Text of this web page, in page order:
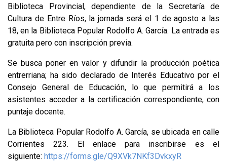
Biblioteca Provincial, dependiente de la Secretaría de
Cultura de Entre Ríos, la jornada será el 1 de agosto a las
18, en la Biblioteca Popular Rodolfo A. García. La entrada es
gratuita pero con inscripción previa.
Se busca poner en valor y difundir la producción poética
entrerriana; ha sido declarado de Interés Educativo por el
Consejo General de Educación, lo que permitirá a los
asistentes acceder a la certificación correspondiente, con
puntaje docente.
La Biblioteca Popular Rodolfo A. García, se ubicada en calle
Corrientes 223. El enlace para inscribirse es el
siguiente: https://forms.gle/Q9XVk7NKf3DvkxyR